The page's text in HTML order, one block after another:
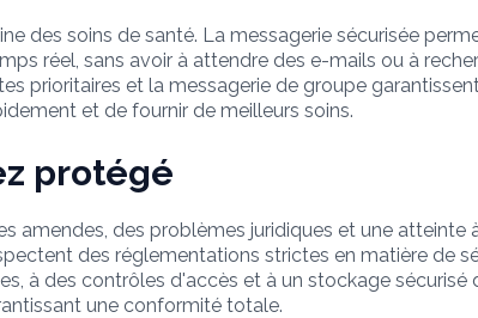
des soins de santé. La messagerie sécurisée
réel, sans avoir à attendre des e-mails ou à
prioritaires et la messagerie de groupe
et de fournir de meilleurs soins.
protégé
amendes, des problèmes juridiques et une
des réglementations strictes en matière de
à des contrôles d'accès et à un stockage
une conformité totale.